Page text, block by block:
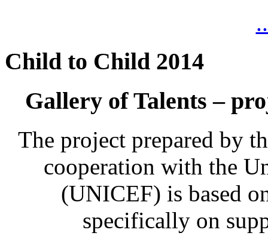
Child to Child 2014
Gallery of Talents –
The project prepared by
cooperation with the
(UNICEF) is based
specifically on